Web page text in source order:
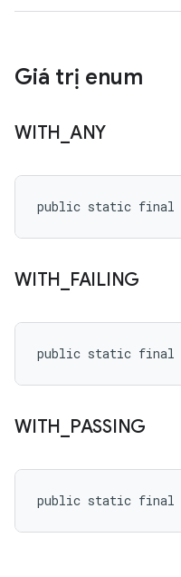
Giá trị enum
WITH ANY
public static final
WITH FAILING
public static final
WITH PASSING
public static final